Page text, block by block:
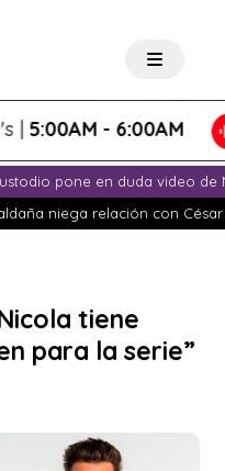
5:00AM - 6:00AM
pone en duda video de
niega relación con
tiene
para la serie”